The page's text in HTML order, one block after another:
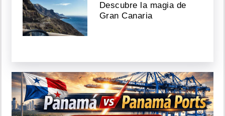
Descubre la magia de
Gran Canaria